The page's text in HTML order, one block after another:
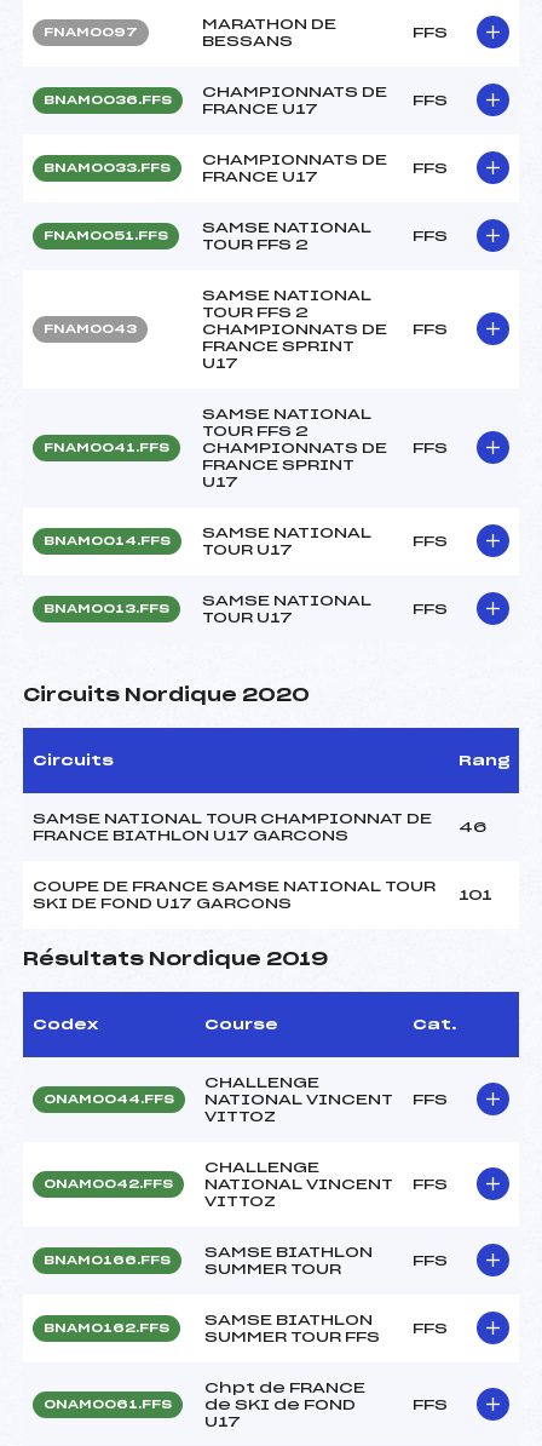
FNAM0097
MARATHON DE
BESSANS
FFS
BNAM0036.FFS
CHAMPIONNATS DE
FRANCE U17
FFS
BNAM0033.FFS
CHAMPIONNATS DE
FRANCE U17
FFS
FNAM0051.FFS
SAMSE NATIONAL
TOUR FFS 2
FFS
FNAM0043
SAMSE NATIONAL
TOUR FFS 2
CHAMPIONNATS DE
FRANCE SPRINT
U17
FFS
FNAM0041.FFS
SAMSE NATIONAL
TOUR FFS 2
CHAMPIONNATS DE
FRANCE SPRINT
U17
FFS
BNAM0014.FFS
SAMSE NATIONAL
TOUR U17
FFS
BNAM0013.FFS
SAMSE NATIONAL
TOUR U17
FFS
Circuits Nordique 2020
Circuits Rang
SAMSE NATIONAL TOUR CHAMPIONNAT DE
FRANCE BIATHLON U17 GARCONS
46
COUPE DE FRANCE SAMSE NATIONAL TOUR
SKI DE FOND U17 GARCONS
101
Résultats Nordique 2019
Codex Course Cat.
ONAM0044.FFS
CHALLENGE
NATIONAL VINCENT
VITTOZ
FFS
ONAM0042.FFS
CHALLENGE
NATIONAL VINCENT
VITTOZ
FFS
BNAM0166.FFS
SAMSE BIATHLON
SUMMER TOUR
FFS
BNAM0162.FFS
SAMSE BIATHLON
SUMMER TOUR FFS
FFS
ONAM0061.FFS
Chpt de FRANCE
de SKI de FOND
U17
FFS